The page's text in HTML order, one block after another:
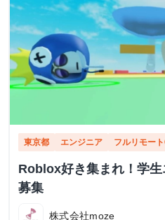
東京都 エンジニア フルリモー
Roblox好き集まれ！学
募集
株式会社moze